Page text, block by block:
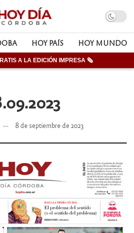
HOY PAÍS HOY MUNDO
A LA EDICIÓN IMPRESA 🗞
8 de septiembre de 2023